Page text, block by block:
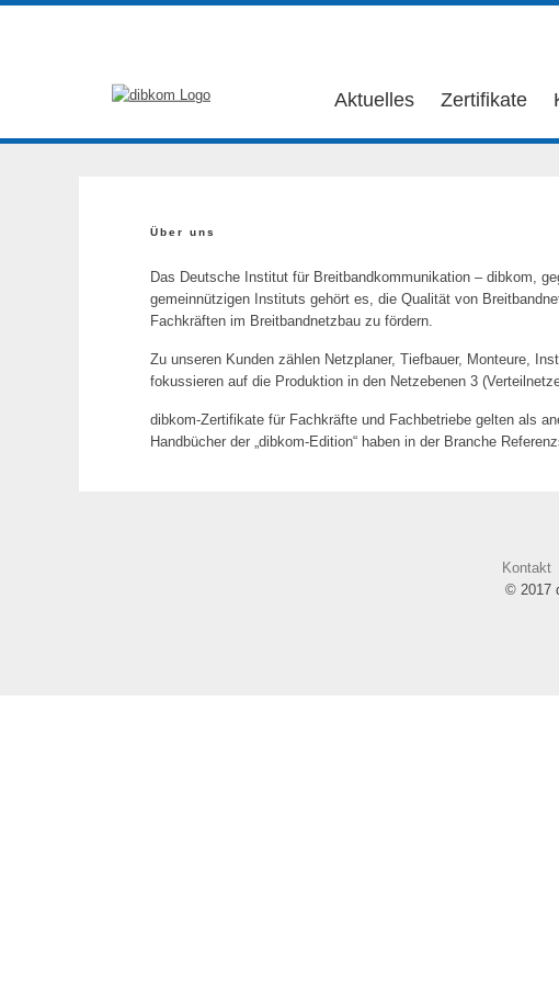
Aktuelles Zertifikate
Über uns
Das Deutsche Institut für Breitbandkommunikation – dibkom,
gemeinnützigen Instituts gehört es, die Qualität von
Fachkräften im Breitbandnetzbau zu fördern.
Zu unseren Kunden zählen Netzplaner, Tiefbauer, Monteure,
fokussieren auf die Produktion in den Netzebenen 3
dibkom-Zertifikate für Fachkräfte und Fachbetriebe gelten als
Handbücher der „dibkom-Edition“ haben in der Branche
Kontakt
© 2017